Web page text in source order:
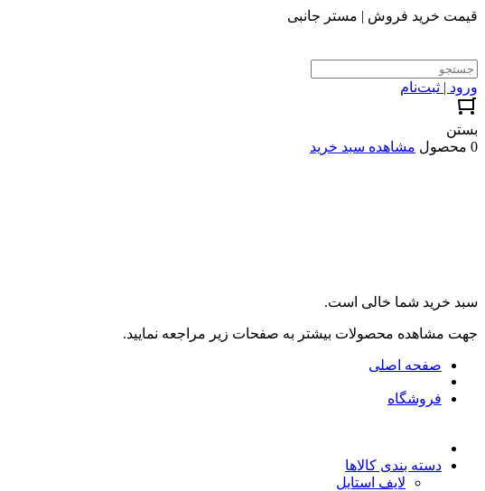
قیمت خرید فروش | مستر جانبی
ورود | ثبت‌نام
بستن
0 محصول
مشاهده سبد خرید
سبد خرید شما خالی است.
جهت مشاهده محصولات بیشتر به صفحات زیر مراجعه نمایید.
صفحه اصلی
فروشگاه
دسته بندی کالاها
لایف استایل